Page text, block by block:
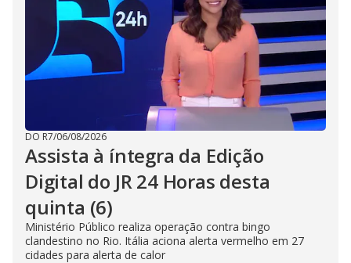
DO R7/06/08/2026
Assista à íntegra da Edição
Digital do JR 24 Horas desta
quinta (6)
Ministério Público realiza operação contra bingo
clandestino no Rio. Itália aciona alerta vermelho em 27
cidades para alerta de calor